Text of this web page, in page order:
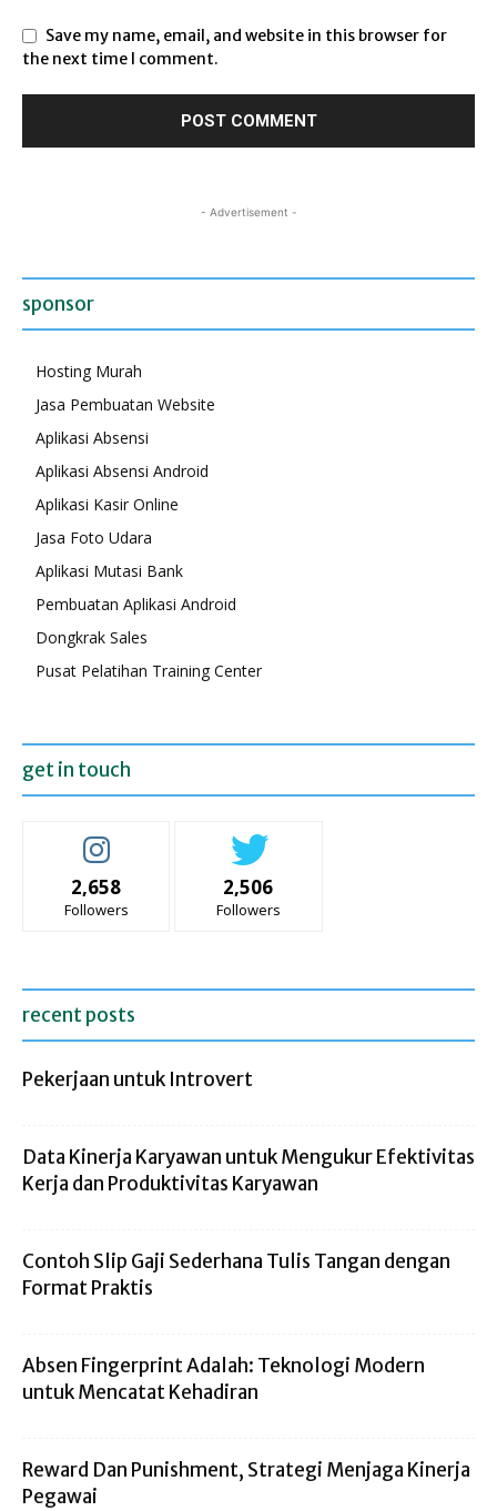
Save my name, email, and website in this browser for
the next time I comment.
- Advertisement -
sponsor
Hosting Murah
Jasa Pembuatan Website
Aplikasi Absensi
Aplikasi Absensi Android
Aplikasi Kasir Online
Jasa Foto Udara
Aplikasi Mutasi Bank
Pembuatan Aplikasi Android
Dongkrak Sales
Pusat Pelatihan Training Center
get in touch
2,658
Followers
2,506
Followers
recent posts
Pekerjaan untuk Introvert
Data Kinerja Karyawan untuk Mengukur Efektivitas
Kerja dan Produktivitas Karyawan
Contoh Slip Gaji Sederhana Tulis Tangan dengan
Format Praktis
Absen Fingerprint Adalah: Teknologi Modern
untuk Mencatat Kehadiran
Reward Dan Punishment, Strategi Menjaga Kinerja
Pegawai